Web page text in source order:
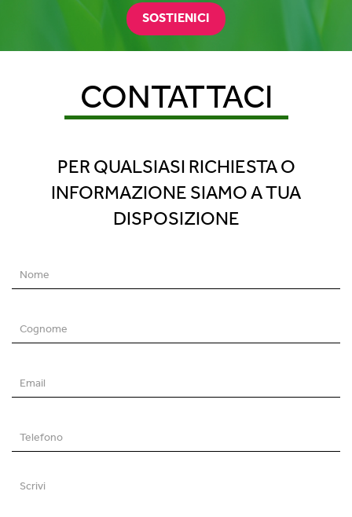
SOSTIENICI
CONTATTACI
PER QUALSIASI RICHIESTA O
INFORMAZIONE SIAMO A TUA
DISPOSIZIONE
*
*
*